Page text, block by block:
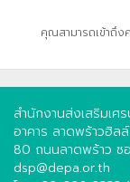
คุณสามารถเข้าถึง
สำนักงานส่งเสริมเ
อาคาร ลาดพร้าวฮิลล์
80 ถนนลาดพร้าว ซ
dsp@depa.or.th